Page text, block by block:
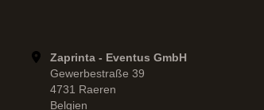
Zaprinta - Eventus GmbH
Gewerbestraße 39
4731 Raeren
Belgien